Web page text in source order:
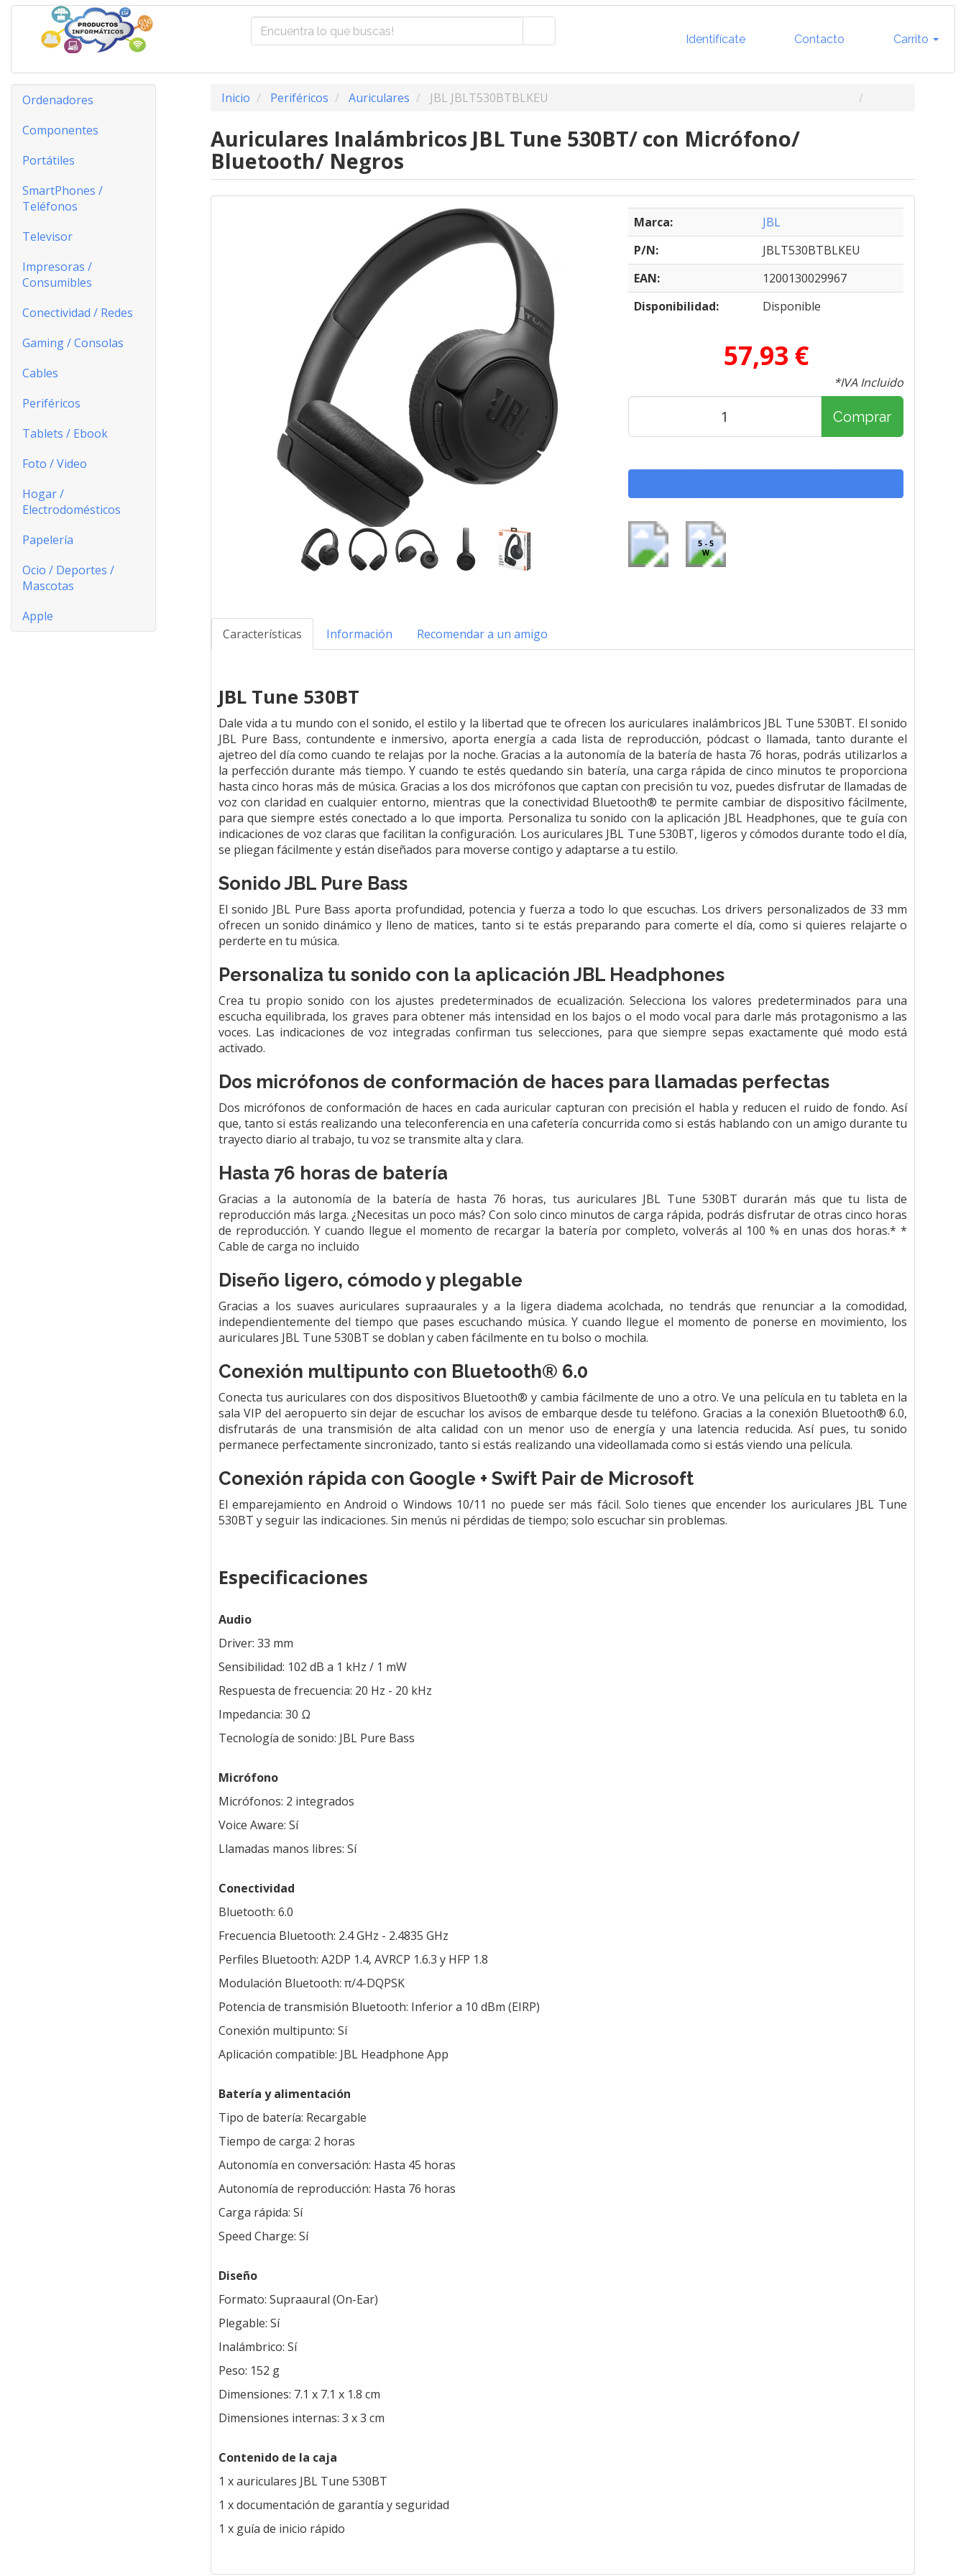
Identifícate Contacto Carrito
Ordenadores
Componentes
Portátiles
SmartPhones /
Teléfonos
Televisor
Impresoras /
Consumibles
Conectividad / Redes
Gaming / Consolas
Cables
Periféricos
Tablets / Ebook
Foto / Video
Hogar /
Electrodomésticos
Papelería
Ocio / Deportes /
Mascotas
Apple
Inicio Periféricos Auriculares JBL JBLT530BTBLKEU
Auriculares Inalámbricos JBL Tune 530BT/ con Micrófono/
Bluetooth/ Negros
Marca:
JBL
P/N:
JBLT530BTBLKEU
EAN:
1200130029967
Disponibilidad:
Disponible
57,93 €
*IVA Incluido
Comprar
5 - 5
W
Características Información Recomendar a un amigo
JBL Tune 530BT
Dale vida a tu mundo con el sonido, el estilo y la libertad que te ofrecen los auriculares inalámbricos JBL Tune 530BT. El sonido
JBL Pure Bass, contundente e inmersivo, aporta energía a cada lista de reproducción, pódcast o llamada, tanto durante el
ajetreo del día como cuando te relajas por la noche. Gracias a la autonomía de la batería de hasta 76 horas, podrás utilizarlos a
la perfección durante más tiempo. Y cuando te estés quedando sin batería, una carga rápida de cinco minutos te proporciona
hasta cinco horas más de música. Gracias a los dos micrófonos que captan con precisión tu voz, puedes disfrutar de llamadas de
voz con claridad en cualquier entorno, mientras que la conectividad Bluetooth® te permite cambiar de dispositivo fácilmente,
para que siempre estés conectado a lo que importa. Personaliza tu sonido con la aplicación JBL Headphones, que te guía con
indicaciones de voz claras que facilitan la configuración. Los auriculares JBL Tune 530BT, ligeros y cómodos durante todo el día,
se pliegan fácilmente y están diseñados para moverse contigo y adaptarse a tu estilo.
Sonido JBL Pure Bass
El sonido JBL Pure Bass aporta profundidad, potencia y fuerza a todo lo que escuchas. Los drivers personalizados de 33 mm
ofrecen un sonido dinámico y lleno de matices, tanto si te estás preparando para comerte el día, como si quieres relajarte o
perderte en tu música.
Personaliza tu sonido con la aplicación JBL Headphones
Crea tu propio sonido con los ajustes predeterminados de ecualización. Selecciona los valores predeterminados para una
escucha equilibrada, los graves para obtener más intensidad en los bajos o el modo vocal para darle más protagonismo a las
voces. Las indicaciones de voz integradas confirman tus selecciones, para que siempre sepas exactamente qué modo está
activado.
Dos micrófonos de conformación de haces para llamadas perfectas
Dos micrófonos de conformación de haces en cada auricular capturan con precisión el habla y reducen el ruido de fondo. Así
que, tanto si estás realizando una teleconferencia en una cafetería concurrida como si estás hablando con un amigo durante tu
trayecto diario al trabajo, tu voz se transmite alta y clara.
Hasta 76 horas de batería
Gracias a la autonomía de la batería de hasta 76 horas, tus auriculares JBL Tune 530BT durarán más que tu lista de
reproducción más larga. ¿Necesitas un poco más? Con solo cinco minutos de carga rápida, podrás disfrutar de otras cinco horas
de reproducción. Y cuando llegue el momento de recargar la batería por completo, volverás al 100 % en unas dos horas.* *
Cable de carga no incluido
Diseño ligero, cómodo y plegable
Gracias a los suaves auriculares supraaurales y a la ligera diadema acolchada, no tendrás que renunciar a la comodidad,
independientemente del tiempo que pases escuchando música. Y cuando llegue el momento de ponerse en movimiento, los
auriculares JBL Tune 530BT se doblan y caben fácilmente en tu bolso o mochila.
Conexión multipunto con Bluetooth® 6.0
Conecta tus auriculares con dos dispositivos Bluetooth® y cambia fácilmente de uno a otro. Ve una película en tu tableta en la
sala VIP del aeropuerto sin dejar de escuchar los avisos de embarque desde tu teléfono. Gracias a la conexión Bluetooth® 6.0,
disfrutarás de una transmisión de alta calidad con un menor uso de energía y una latencia reducida. Así pues, tu sonido
permanece perfectamente sincronizado, tanto si estás realizando una videollamada como si estás viendo una película.
Conexión rápida con Google + Swift Pair de Microsoft
El emparejamiento en Android o Windows 10/11 no puede ser más fácil. Solo tienes que encender los auriculares JBL Tune
530BT y seguir las indicaciones. Sin menús ni pérdidas de tiempo; solo escuchar sin problemas.
Especificaciones
Audio
Driver: 33 mm
Sensibilidad: 102 dB a 1 kHz / 1 mW
Respuesta de frecuencia: 20 Hz - 20 kHz
Impedancia: 30 Ω
Tecnología de sonido: JBL Pure Bass
Micrófono
Micrófonos: 2 integrados
Voice Aware: Sí
Llamadas manos libres: Sí
Conectividad
Bluetooth: 6.0
Frecuencia Bluetooth: 2.4 GHz - 2.4835 GHz
Perfiles Bluetooth: A2DP 1.4, AVRCP 1.6.3 y HFP 1.8
Modulación Bluetooth: π/4-DQPSK
Potencia de transmisión Bluetooth: Inferior a 10 dBm (EIRP)
Conexión multipunto: Sí
Aplicación compatible: JBL Headphone App
Batería y alimentación
Tipo de batería: Recargable
Tiempo de carga: 2 horas
Autonomía en conversación: Hasta 45 horas
Autonomía de reproducción: Hasta 76 horas
Carga rápida: Sí
Speed Charge: Sí
Diseño
Formato: Supraaural (On-Ear)
Plegable: Sí
Inalámbrico: Sí
Peso: 152 g
Dimensiones: 7.1 x 7.1 x 1.8 cm
Dimensiones internas: 3 x 3 cm
Contenido de la caja
1 x auriculares JBL Tune 530BT
1 x documentación de garantía y seguridad
1 x guía de inicio rápido